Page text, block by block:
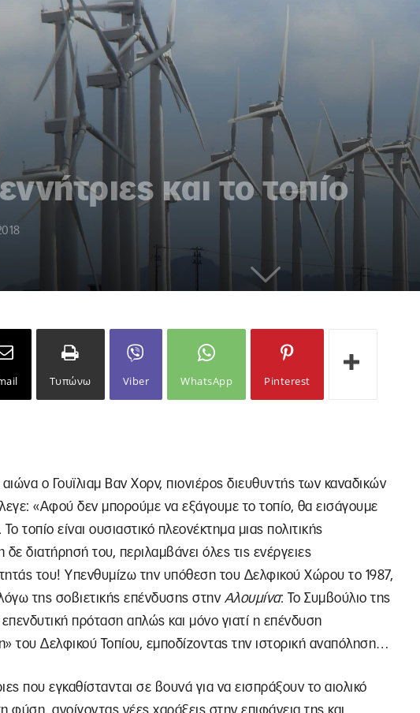
και το τοπίο
Τυπώνω Viber WhatsApp Pinterest
ο Γουϊλιαμ Βαν Χορν, πιονιέρος διευθυντής των καναδικών
«Αφού δεν μπορούμε να εξάγουμε το τοπίο, θα εισάγουμε
τοπίο είναι ουσιαστικό πλεονέκτημα μιας πολιτικής
διατήρησή του, περιλαμβάνει όλες τις ενέργειες
του! Υπενθυμίζω την υπόθεση του Δελφικού Χώρου το 1987,
της σοβιετικής επένδυσης στην Αλουμίνα: Το Συμβούλιο της
πρόταση απλώς και μόνο γιατί η επένδυση
του Δελφικού Τοπίου, εμποδίζοντας την ιστορική αναπόληση…
που εγκαθίστανται σε βουνά για να εισπράξουν το αιολικό
φύση, ανοίγοντας νέες χαράξεις στην επιφάνεια της και